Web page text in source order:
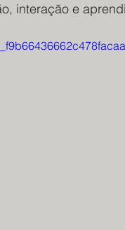
interação e